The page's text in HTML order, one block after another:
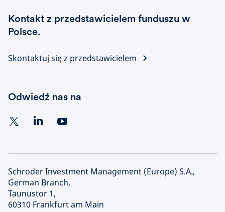
Kontakt z przedstawicielem funduszu w
Polsce.
Skontaktuj się z przedstawicielem
Odwiedź nas na
Schroder Investment Management (Europe) S.A.,
German Branch,
Taunustor 1,
60310 Frankfurt am Main